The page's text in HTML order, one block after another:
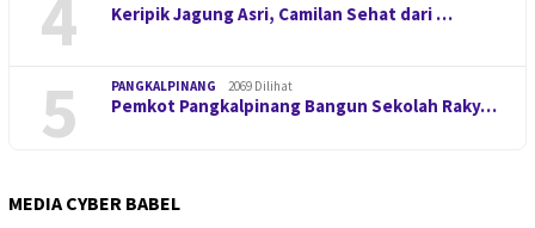
4 Keripik Jagung Asri, Camilan Sehat dari …
5 PANGKALPINANG 2069 Dilihat
Pemkot Pangkalpinang Bangun Sekolah Raky…
MEDIA CYBER BABEL